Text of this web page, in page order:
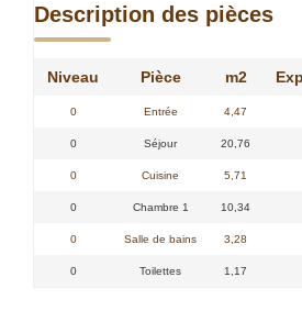
Description des pièces
Niveau Pièce m2
0 Entrée 4,47
0 Séjour 20,76
0 Cuisine 5,71
0 Chambre 1 10,34
0 Salle de bains 3,28
0 Toilettes 1,17